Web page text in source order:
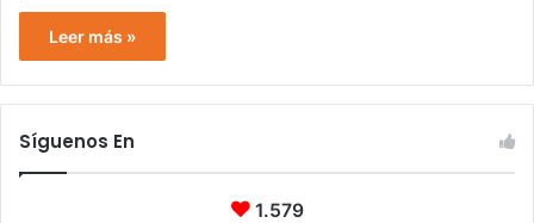
Leer más »
Síguenos En
1.579